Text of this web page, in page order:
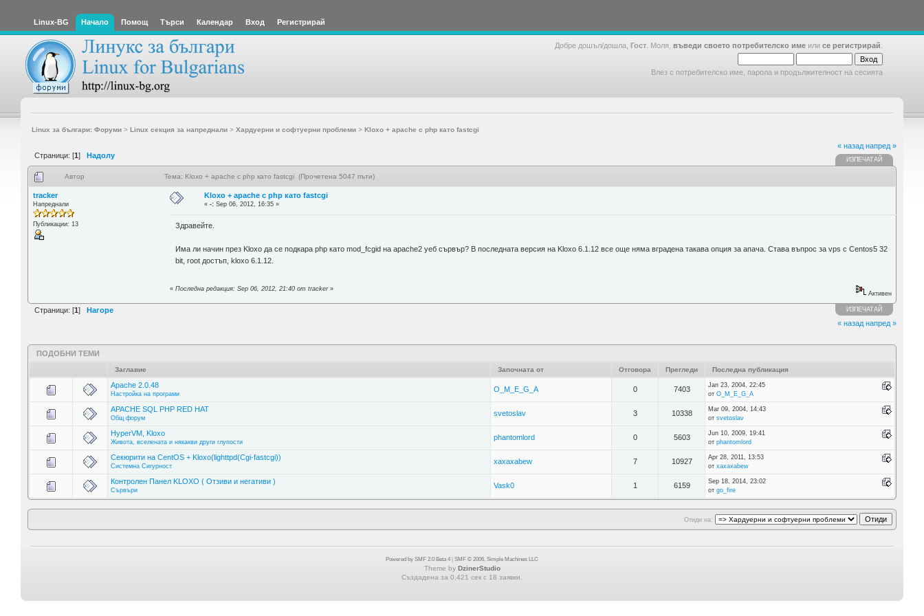
Linux-BG Начало Помощ Търси Календар Вход Регистрирай
Добре дошъл/дошла, Гост . Моля, въведи своето потребителско име или се регистрирай
Влез с потребителско име, парола и продължителност на сесията
Linux за българи: Форуми> Linux секция за напреднали> Хардуерни и софтуерни проблеми> Kloxo + apache с php като fastcgi
Страници: [1] Надолу
« назад напред »
ИЗПЕЧАТАЙ
Автор Тема: Kloxo + apache с php като fastcgi (Прочетена 5047 пъти)
tracker
Напреднали
Публикации: 13
Kloxo + apache с php като fastcgi
«-: Sep 06, 2012, 16:35 »
Здравейте.
Има ли начин през Kloxo да се подкара php като mod_fcgid на apache2 уеб сървър? В последната версия на Kloxo 6.1.12 все още няма вградена такава опция за апача. Става въпрос за vps с Centos5 32
bit, root достъп, kloxo 6.1.12.
«Последна редакция: Sep 06, 2012, 21:40 от tracker»
Активен
Страници: [1] Нагоре ИЗПЕЧАТАЙ
« назад напред »
ПОДОБНИ ТЕМИ
Заглавие Започната от Отговора Прегледи Последна публикация
Apache 2.0.48
Настройка на програми
O_M_E_G_A 0 7403
Jan 23, 2004, 22:45
от O_M_E_G_A
APACHE SQL PHP RED HAT
Общ форум
svetoslav 3 10338
Mar 09, 2004, 14:43
от svetoslav
HyperVM, Kloxo
Живота, вселената и някакви други глупости
phantomlord 0 5603
Jun 10, 2009, 19:41
от phantomlord
Секюрити на CentOS + Kloxo(lighttpd(Cgi-fastcgi))
Системна Сигурност
xaxaxabew 7 10927
Apr 28, 2011, 13:53
от xaxaxabew
Контролен Панел KLOXO ( Отзиви и негативи )
Сървъри
Vask0 1 6159
Sep 18, 2014, 23:02
от go_fire
Отиди на:
Powered by SMF 2.0 Beta 4 SMF © 2006, Simple Machines LLC
Theme by DzinerStudio
Създадена за 0.421 сек с 18 заявки.